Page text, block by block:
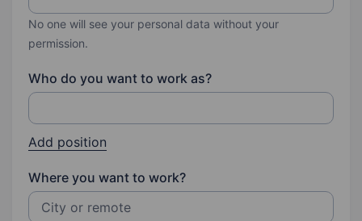
No one will see your personal data without your
permission.
Who do you want to work as?
Add position
Where you want to work?